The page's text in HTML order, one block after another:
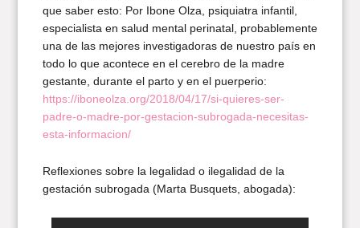
que saber esto: Por Ibone Olza, psiquiatra infantil,
especialista en salud mental perinatal, probablemente
una de las mejores investigadoras de nuestro país en
todo lo que acontece en el cerebro de la madre
gestante, durante el parto y en el puerperio:
https://iboneolza.org/2018/04/17/si-quieres-ser-
padre-o-madre-por-gestacion-subrogada-necesitas-
esta-informacion/
Reflexiones sobre la legalidad o ilegalidad de la
gestación subrogada (Marta Busquets, abogada):